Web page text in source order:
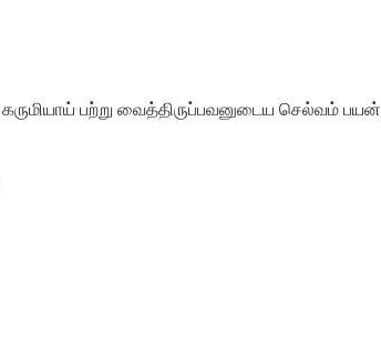
பற்று வைத்திருப்பவனுடைய செல்வம் பயன்